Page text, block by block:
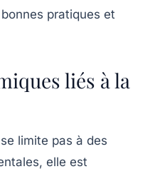
pratiques et
liés à la
limite pas à des
elle est